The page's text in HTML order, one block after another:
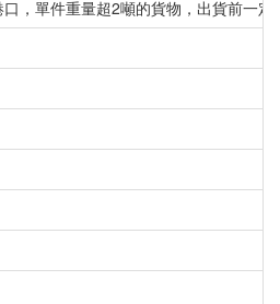
，單件重量超2噸的貨物，出貨前一